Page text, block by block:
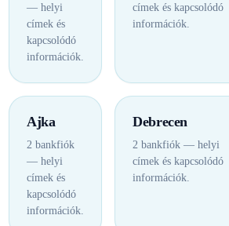
— helyi
címek és
kapcsolódó
információk.
címek és kapcsolódó
információk.
Ajka
2 bankfiók
— helyi
címek és
kapcsolódó
információk.
Debrecen
2 bankfiók — helyi
címek és kapcsolódó
információk.